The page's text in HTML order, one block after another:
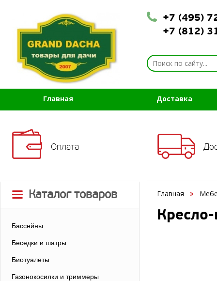
+7 (495)
+7 (812)
Главная Доставка
Оплата
Каталог товаров
Бассейны
Беседки и шатры
Биотуалеты
Газонокосилки и триммеры
Главная